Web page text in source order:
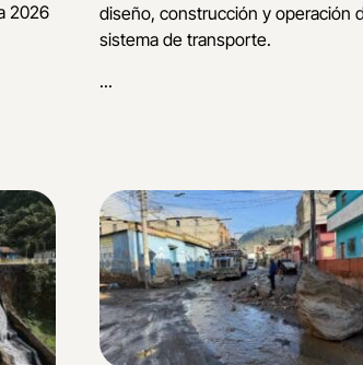
2026
diseño, construcción y operación
sistema de transporte.
...